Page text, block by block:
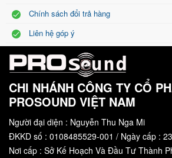
Chính sách đổi trả hàng
Liên hệ góp ý
CHI NHÁNH CÔNG TY CỔ
PROSOUND VIỆT NAM
Người đại diện : Nguyễn Thu Nga Mi
ĐKKD số : 0108485529-001 / Ngày cấp :
Nơi cấp : Sở Kế Hoạch Và Đầu Tư Thành